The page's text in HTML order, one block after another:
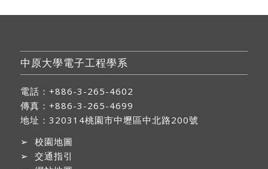
中原大學電子工程學系
電話：+886-3-265-4602
傳真：+886-3-265-4699
地址： 320314桃園市中壢區中北路200號
➢ 校園地圖
➢ 交通指引